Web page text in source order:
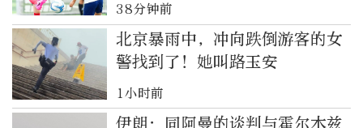
38分钟前
北京暴雨中，冲向跌倒游客的女
警找到了！她叫路玉安
1小时前
伊朗：同阿曼的谈判与霍尔木兹